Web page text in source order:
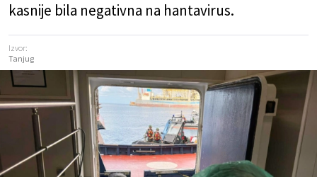
kasnije bila negativna na hantavirus.
Izvor:
Tanjug